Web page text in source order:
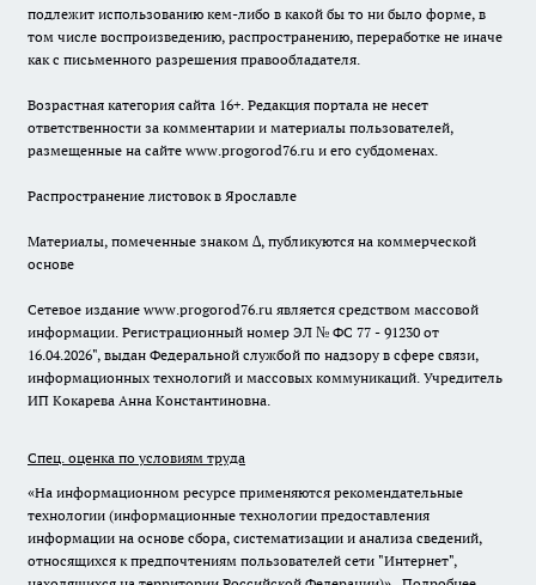
подлежит использованию кем-либо в какой бы то ни было форме, в
том числе воспроизведению, распространению, переработке не иначе
как с письменного разрешения правообладателя.
Возрастная категория сайта 16+. Редакция портала не несет
ответственности за комментарии и материалы пользователей,
размещенные на сайте www.progorod76.ru и его субдоменах.
Распространение листовок в Ярославле
Материалы, помеченные знаком ∆, публикуются на коммерческой
основе
Сетевое издание www.progorod76.ru является средством массовой
информации. Регистрационный номер ЭЛ № ФС 77 - 91230 от
16.04.2026", выдан Федеральной службой по надзору в сфере связи,
информационных технологий и массовых коммуникаций. Учредитель
ИП Кокарева Анна Константиновна.
Спец. оценка по условиям труда
«На информационном ресурсе применяются рекомендательные
технологии (информационные технологии предоставления
информации на основе сбора, систематизации и анализа сведений,
относящихся к предпочтениям пользователей сети "Интернет",